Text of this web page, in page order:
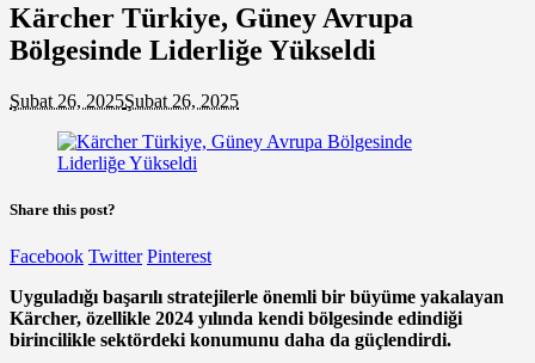
Kärcher Türkiye, Güney Avrupa
Bölgesinde Liderliğe Yükseldi
Şubat 26, 2025Şubat 26, 2025
Share this post?
Facebook Twitter Pinterest
Uyguladığı başarılı stratejilerle önemli bir büyüme yakalayan
Kärcher, özellikle 2024 yılında kendi bölgesinde edindiği
birincilikle sektördeki konumunu daha da güçlendirdi.